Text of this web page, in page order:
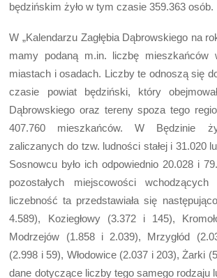
będzińskim żyło w tym czasie 359.363 osób.
W „Kalendarzu Zagłębia Dąbrowskiego na
mamy podaną m.in. liczbę mieszkańców
miastach i osadach. Liczby te odnoszą się
czasie powiat będziński, który
Dąbrowskiego oraz tereny spoza tego
407.760 mieszkańców. W Będzinie
zaliczanych do tzw. ludności stałej i 31.020
Sosnowcu było ich odpowiednio 20.028 i
pozostałych miejscowości
liczebność ta przedstawiała się
4.589), Koziegłowy (3.372 i 145),
Modrzejów (1.858 i 2.039), Mrzygłód
(2.998 i 59), Włodowice (2.037 i 203), Żarki
dane dotyczące liczby tego samego rodzaju